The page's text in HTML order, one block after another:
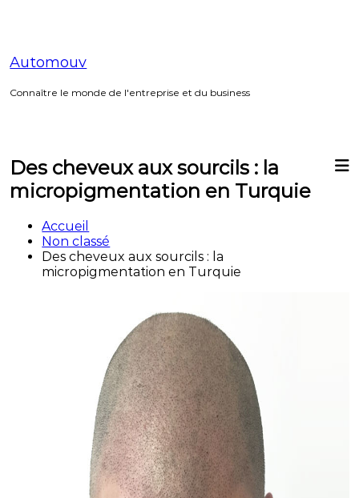
Automouv
Connaître le monde de l'entreprise et du business
Des cheveux aux sourcils : la
micropigmentation en Turquie
Accueil
Non classé
Des cheveux aux sourcils : la
micropigmentation en Turquie